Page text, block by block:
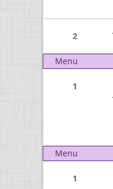
2
Menu
1
Menu
1